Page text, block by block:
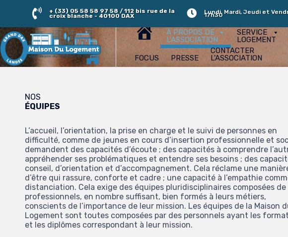
+ (33) 05 58 58 97 58 / 112 bis rue de la
croix blanche - 40100 DAX
Lundi, Mardi, Jeudi et
17h30
À PROPOS DE
L'ASSOCIATION
SERVICE
LOGEMENT
FOCUS PRESSE
CONTACTER
L'ASSOCIATION
NOS
ÉQUIPES
L’accueil, l’orientation, la prise en charge et le suivi de personnes en
difficulté, comme de jeunes en cours d’insertion professionnelle et
demandent des capacités d’écoute ; des capacités à comprendre
appréhender ses problématiques et entendre ses besoins ; des
conseil, d’orientation et d’accompagnement. Cela réclame une
d’être qui rassure, conforte et cadre ; une capacité à l’empathie
distanciation. Cela exige des équipes pluridisciplinaires composées de
professionnels, en nombre suffisant, bien formés à leurs métiers,
conscients de l’importance de leur mission. Les équipes de la Maison
Logement sont toutes composées par des personnels ayant les
et les diplômes correspondant à leur mission.